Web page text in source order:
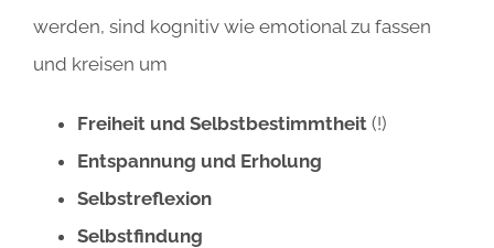
werden, sind kognitiv wie emotional zu fassen
und kreisen um
Freiheit und Selbstbestimmtheit (!)
Entspannung und Erholung
Selbstreflexion
Selbstfindung